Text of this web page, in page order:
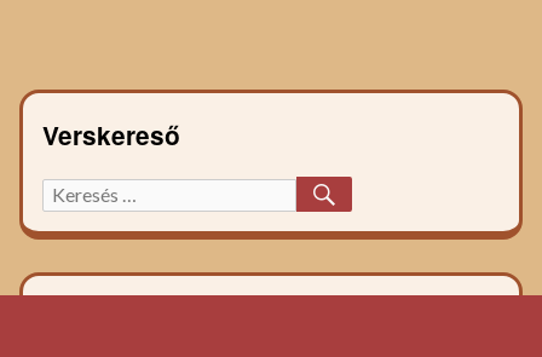
Verskereső
Keresett
főzelék